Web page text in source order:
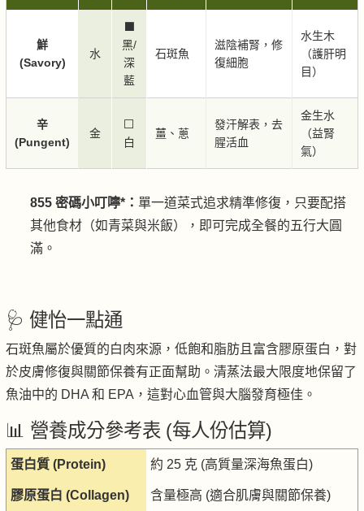
鮮
(Savory)
水
⬛
黑/
深
藍
石斑魚
滋陰補腎，修
復細胞
水生木
（護肝明
目）
辛
(Pungent)
金
⬜
白
薑、蔥
發汗解表，去
腥活血
金生水
（益腎
氣）
855 密碼小叮嚀*： 單一道菜式追求精準修復，只要配搭
其他食材（如青菜與米飯），即可完成全餐的五行大圓
滿。
🩺 健怡一點通
石斑魚屬於優質的白肉來源，低飽和脂肪且富含膠原蛋白，對
於皮膚修復與關節保養有正面幫助。清蒸法最大限度地保留了
魚油中的 DHA 和 EPA，這對心血管與大腦發育極佳。
📊 營養成分參考表 (每人份估算)
蛋白質 (Protein) 約 25 克 (高質量深海魚蛋白)
膠原蛋白 (Collagen) 含量極高 (適合肌膚與關節保養)